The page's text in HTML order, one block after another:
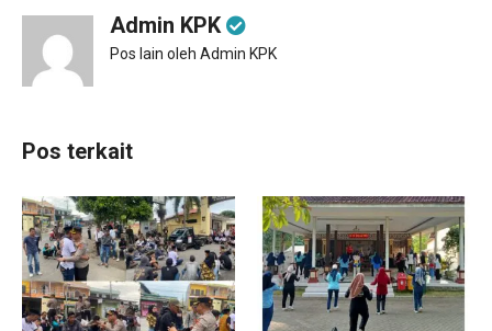
Admin KPK
Pos lain oleh Admin KPK
Pos terkait